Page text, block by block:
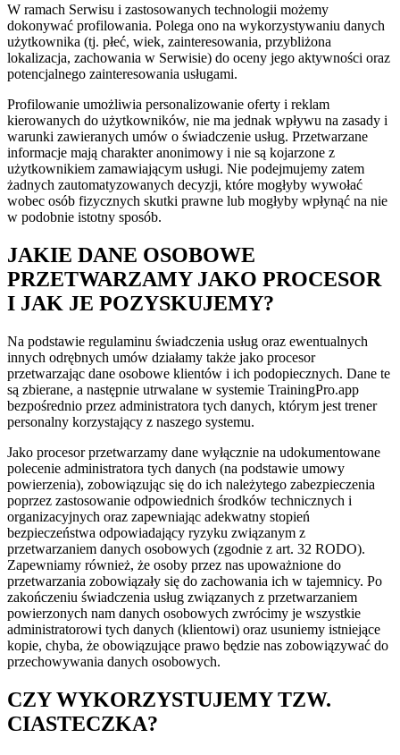
W ramach Serwisu i zastosowanych technologii możemy
dokonywać profilowania. Polega ono na wykorzystywaniu danych
użytkownika (tj. płeć, wiek, zainteresowania, przybliżona
lokalizacja, zachowania w Serwisie) do oceny jego aktywności oraz
potencjalnego zainteresowania usługami.
Profilowanie umożliwia personalizowanie oferty i reklam
kierowanych do użytkowników, nie ma jednak wpływu na zasady i
warunki zawieranych umów o świadczenie usług. Przetwarzane
informacje mają charakter anonimowy i nie są kojarzone z
użytkownikiem zamawiającym usługi. Nie podejmujemy zatem
żadnych zautomatyzowanych decyzji, które mogłyby wywołać
wobec osób fizycznych skutki prawne lub mogłyby wpłynąć na nie
w podobnie istotny sposób.
JAKIE DANE OSOBOWE
PRZETWARZAMY JAKO PROCESOR
I JAK JE POZYSKUJEMY?
Na podstawie regulaminu świadczenia usług oraz ewentualnych
innych odrębnych umów działamy także jako procesor
przetwarzając dane osobowe klientów i ich podopiecznych. Dane te
są zbierane, a następnie utrwalane w systemie TrainingPro.app
bezpośrednio przez administratora tych danych, którym jest trener
personalny korzystający z naszego systemu.
Jako procesor przetwarzamy dane wyłącznie na udokumentowane
polecenie administratora tych danych (na podstawie umowy
powierzenia), zobowiązując się do ich należytego zabezpieczenia
poprzez zastosowanie odpowiednich środków technicznych i
organizacyjnych oraz zapewniając adekwatny stopień
bezpieczeństwa odpowiadający ryzyku związanym z
przetwarzaniem danych osobowych (zgodnie z art. 32 RODO).
Zapewniamy również, że osoby przez nas upoważnione do
przetwarzania zobowiązały się do zachowania ich w tajemnicy. Po
zakończeniu świadczenia usług związanych z przetwarzaniem
powierzonych nam danych osobowych zwrócimy je wszystkie
administratorowi tych danych (klientowi) oraz usuniemy istniejące
kopie, chyba, że obowiązujące prawo będzie nas zobowiązywać do
przechowywania danych osobowych.
CZY WYKORZYSTUJEMY TZW.
CIASTECZKA?